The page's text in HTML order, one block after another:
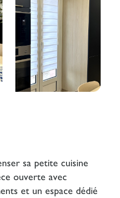
sa petite cuisine
ouverte avec
et un espace dédié